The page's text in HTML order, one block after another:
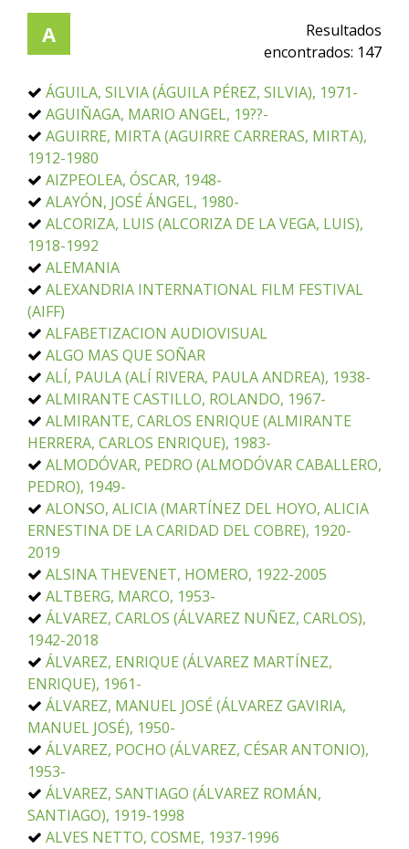
A
Resultados
encontrados: 147
ÁGUILA, SILVIA (ÁGUILA PÉREZ, SILVIA), 1971-
AGUIÑAGA, MARIO ANGEL, 19??-
AGUIRRE, MIRTA (AGUIRRE CARRERAS, MIRTA),
1912-1980
AIZPEOLEA, ÓSCAR, 1948-
ALAYÓN, JOSÉ ÁNGEL, 1980-
ALCORIZA, LUIS (ALCORIZA DE LA VEGA, LUIS),
1918-1992
ALEMANIA
ALEXANDRIA INTERNATIONAL FILM FESTIVAL
(AIFF)
ALFABETIZACION AUDIOVISUAL
ALGO MAS QUE SOÑAR
ALÍ, PAULA (ALÍ RIVERA, PAULA ANDREA), 1938-
ALMIRANTE CASTILLO, ROLANDO, 1967-
ALMIRANTE, CARLOS ENRIQUE (ALMIRANTE
HERRERA, CARLOS ENRIQUE), 1983-
ALMODÓVAR, PEDRO (ALMODÓVAR CABALLERO,
PEDRO), 1949-
ALONSO, ALICIA (MARTÍNEZ DEL HOYO, ALICIA
ERNESTINA DE LA CARIDAD DEL COBRE), 1920-
2019
ALSINA THEVENET, HOMERO, 1922-2005
ALTBERG, MARCO, 1953-
ÁLVAREZ, CARLOS (ÁLVAREZ NUÑEZ, CARLOS),
1942-2018
ÁLVAREZ, ENRIQUE (ÁLVAREZ MARTÍNEZ,
ENRIQUE), 1961-
ÁLVAREZ, MANUEL JOSÉ (ÁLVAREZ GAVIRIA,
MANUEL JOSÉ), 1950-
ÁLVAREZ, POCHO (ÁLVAREZ, CÉSAR ANTONIO),
1953-
ÁLVAREZ, SANTIAGO (ÁLVAREZ ROMÁN,
SANTIAGO), 1919-1998
ALVES NETTO, COSME, 1937-1996